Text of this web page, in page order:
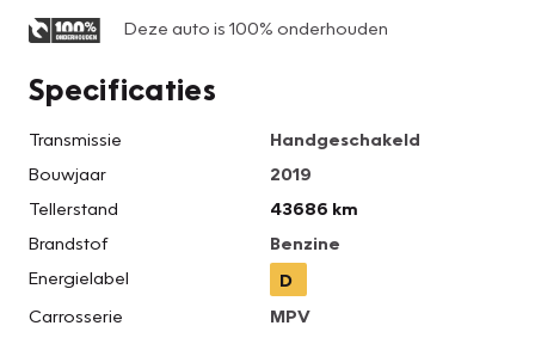
Deze auto is 100% onderhouden
Specificaties
Transmissie
Handgeschakeld
Bouwjaar
2019
Tellerstand
43686 km
Brandstof
Benzine
Energielabel
D
Carrosserie
MPV